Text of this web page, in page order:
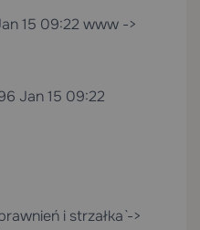
15 09:22 www ->
Jan 15 09:22
i strzałka `->